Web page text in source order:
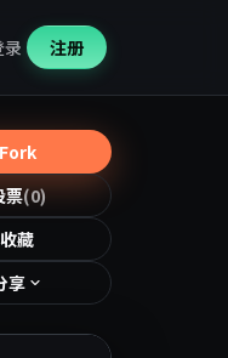
录 注册
Fork
票(0)
收藏
享